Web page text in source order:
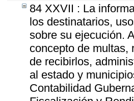
84 XXVII : La
los destinatarios,
sobre su ejecución.
concepto de multas,
de recibirlos,
al estado y
Contabilidad